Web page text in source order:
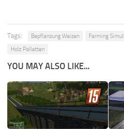
Tags: Bepflanzung Weizen Farming
Holz Palletten
YOU MAY ALSO LIKE...